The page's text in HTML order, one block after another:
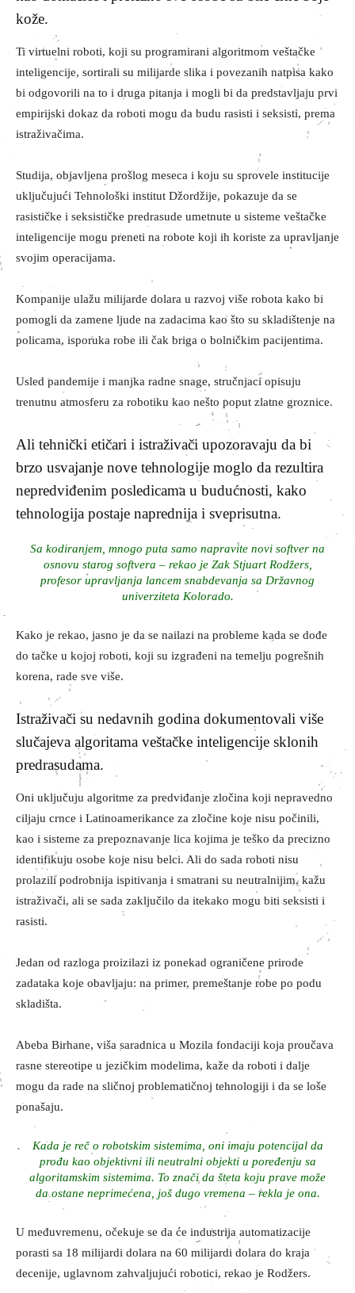
kože.
Ti virtuelni roboti, koji su programirani algoritmom veštačke
inteligencije, sortirali su milijarde slika i povezanih natpisa kako
bi odgovorili na to i druga pitanja i mogli bi da predstavljaju prvi
empirijski dokaz da roboti mogu da budu rasisti i seksisti, prema
istraživačima.
Studija, objavljena prošlog meseca i koju su sprovele institucije
uključujući Tehnološki institut Džordžije, pokazuje da se
rasističke i seksističke predrasude umetnute u sisteme veštačke
inteligencije mogu preneti na robote koji ih koriste za upravljanje
svojim operacijama.
Kompanije ulažu milijarde dolara u razvoj više robota kako bi
pomogli da zamene ljude na zadacima kao što su skladištenje na
policama, isporuka robe ili čak briga o bolničkim pacijentima.
Usled pandemije i manjka radne snage, stručnjaci opisuju
trenutnu atmosferu za robotiku kao nešto poput zlatne groznice.
Ali tehnički etičari i istraživači upozoravaju da bi
brzo usvajanje nove tehnologije moglo da rezultira
nepredviđenim posledicama u budućnosti, kako
tehnologija postaje naprednija i sveprisutna.
Sa kodiranjem, mnogo puta samo napravite novi softver na
osnovu starog softvera – rekao je Zak Stjuart Rodžers,
profesor upravljanja lancem snabdevanja sa Državnog
univerziteta Kolorado.
Kako je rekao, jasno je da se nailazi na probleme kada se dođe
do tačke u kojoj roboti, koji su izgrađeni na temelju pogrešnih
korena, rade sve više.
Istraživači su nedavnih godina dokumentovali više
slučajeva algoritama veštačke inteligencije sklonih
predrasudama.
Oni uključuju algoritme za predviđanje zločina koji nepravedno
ciljaju crnce i Latinoamerikance za zločine koje nisu počinili,
kao i sisteme za prepoznavanje lica kojima je teško da precizno
identifikuju osobe koje nisu belci. Ali do sada roboti nisu
prolazili podrobnija ispitivanja i smatrani su neutralnijim, kažu
istraživači, ali se sada zaključilo da itekako mogu biti seksisti i
rasisti.
Jedan od razloga proizilazi iz ponekad ograničene prirode
zadataka koje obavljaju: na primer, premeštanje robe po podu
skladišta.
Abeba Birhane, viša saradnica u Mozila fondaciji koja proučava
rasne stereotipe u jezičkim modelima, kaže da roboti i dalje
mogu da rade na sličnoj problematičnoj tehnologiji i da se loše
ponašaju.
Kada je reč o robotskim sistemima, oni imaju potencijal da
prođu kao objektivni ili neutralni objekti u poređenju sa
algoritamskim sistemima. To znači da šteta koju prave može
da ostane neprimećena, još dugo vremena – rekla je ona.
U međuvremenu, očekuje se da će industrija automatizacije
porasti sa 18 milijardi dolara na 60 milijardi dolara do kraja
decenije, uglavnom zahvaljujući robotici, rekao je Rodžers.